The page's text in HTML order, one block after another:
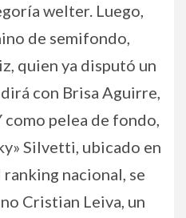
welter. Luego,
de semifondo,
quien ya disputó un
con Brisa Aguirre,
como pelea de fondo,
Silvetti, ubicado en
nacional, se
Cristian Leiva, un